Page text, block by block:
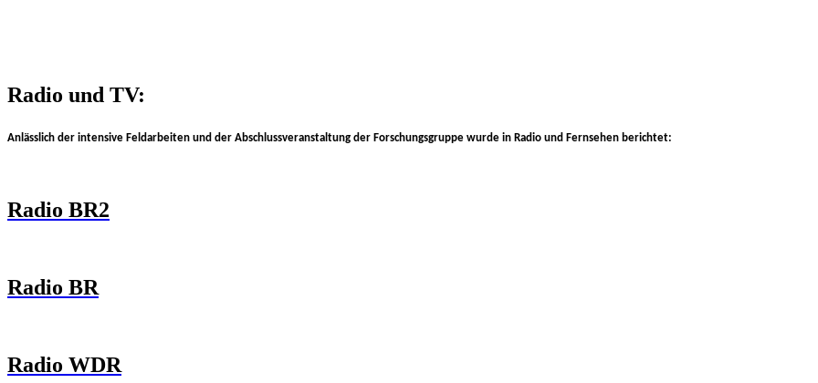
Radio und TV:
Anlässlich der intensive Feldarbeiten und der Abschlussveranstaltung der Forschungsgruppe wurde in Radio und Fernsehen berichtet:
Radio BR2
Radio BR
Radio WDR